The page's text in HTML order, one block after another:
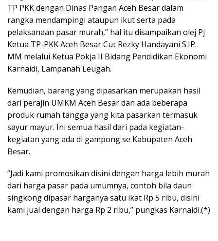
TP PKK dengan Dinas Pangan Aceh Besar dalam
rangka mendampingi ataupun ikut serta pada
pelaksanaan pasar murah,” hal itu disampaikan olej Pj
Ketua TP-PKK Aceh Besar Cut Rezky Handayani S.IP.
MM melalui Ketua Pokja II Bidang Pendidikan Ekonomi
Karnaidi, Lampanah Leugah.
Kemudian, barang yang dipasarkan merupakan hasil
dari perajin UMKM Aceh Besar dan ada beberapa
produk rumah tangga yang kita pasarkan termasuk
sayur mayur. Ini semua hasil dari pada kegiatan-
kegiatan yang ada di gampong se Kabupaten Aceh
Besar.
“Jadi kami promosikan disini dengan harga lebih murah
dari harga pasar pada umumnya, contoh bila daun
singkong dipasar harganya satu ikat Rp 5 ribu, disini
kami jual dengan harga Rp 2 ribu,” pungkas Karnaidi.(*)